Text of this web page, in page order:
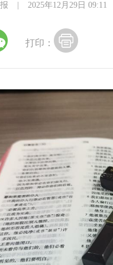
2025年12月29日 09:11
打印：